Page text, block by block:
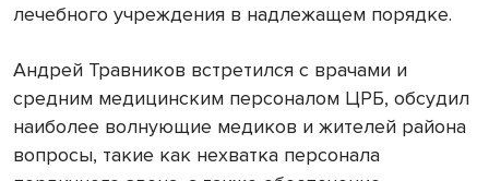
лечебного учреждения в надлежащем порядке.
Андрей Травников встретился с врачами и
средним медицинским персоналом ЦРБ, обсудил
наиболее волнующие медиков и жителей района
вопросы, такие как нехватка персонала